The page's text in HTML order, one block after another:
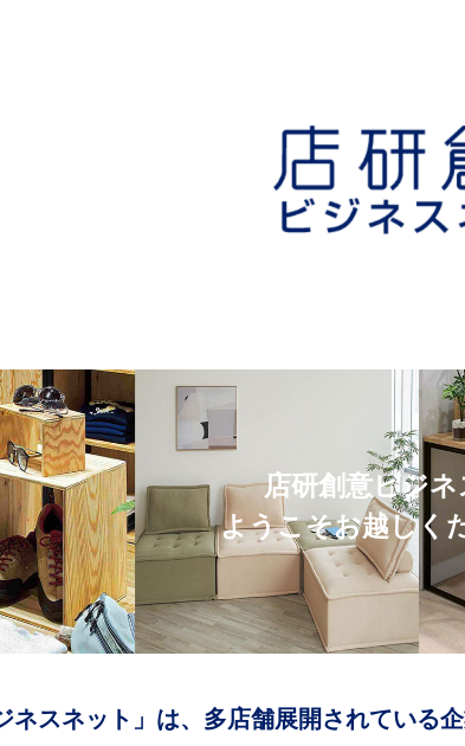
店研創意ビジ
ようこそお越しく
ネスネット」は、多店舗展開されている